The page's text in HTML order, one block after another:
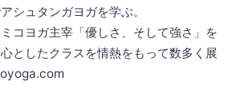
シュタンガヨガを学ぶ。
コヨガ主宰「優しさ、そして強さ」を
としたクラスを情熱をもって数多く展